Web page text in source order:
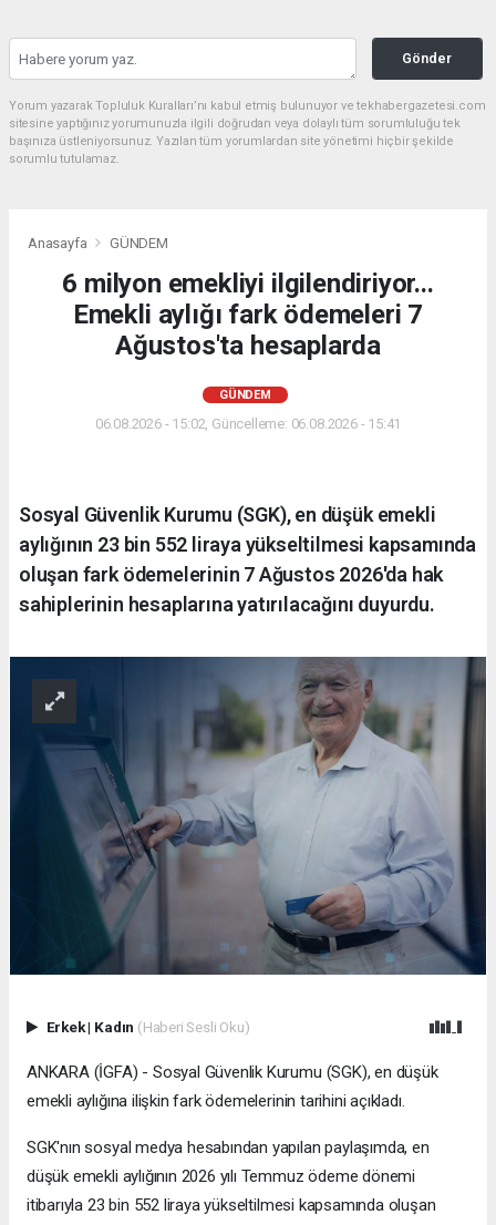
Gönder
Yorum yazarak Topluluk Kuralları’nı kabul etmiş bulunuyor ve tekhabergazetesi.com
sitesine yaptığınız yorumunuzla ilgili doğrudan veya dolaylı tüm sorumluluğu tek
başınıza üstleniyorsunuz. Yazılan tüm yorumlardan site yönetimi hiçbir şekilde
sorumlu tutulamaz.
Anasayfa GÜNDEM
6 milyon emekliyi ilgilendiriyor...
Emekli aylığı fark ödemeleri 7
Ağustos'ta hesaplarda
GÜNDEM
06.08.2026 - 15:02, Güncelleme: 06.08.2026 - 15:41
Sosyal Güvenlik Kurumu (SGK), en düşük emekli
aylığının 23 bin 552 liraya yükseltilmesi kapsamında
oluşan fark ödemelerinin 7 Ağustos 2026'da hak
sahiplerinin hesaplarına yatırılacağını duyurdu.
Erkek| Kadın (Haberi Sesli Oku)
ANKARA (İGFA) - Sosyal Güvenlik Kurumu (SGK), en düşük
emekli aylığına ilişkin fark ödemelerinin tarihini açıkladı.
SGK'nın sosyal medya hesabından yapılan paylaşımda, en
düşük emekli aylığının 2026 yılı Temmuz ödeme dönemi
itibarıyla 23 bin 552 liraya yükseltilmesi kapsamında oluşan